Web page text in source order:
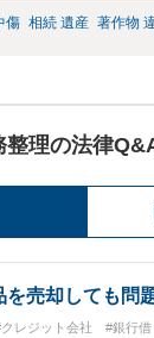
傷 相続 遺産 著作物
整理の法律
売却しても問
レジット会社 #銀行借